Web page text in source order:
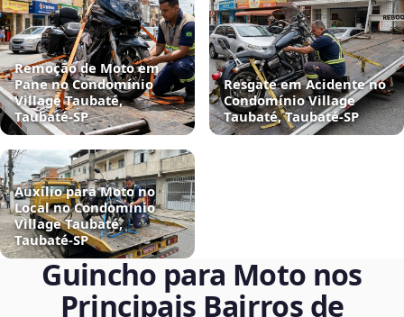
Remoção de Moto em
Pane no Condomínio
Village Taubaté,
Taubaté‑SP
Resgate em Acidente no
Condomínio Village
Taubaté, Taubaté‑SP
Auxílio para Moto no
Local no Condomínio
Village Taubaté,
Taubaté‑SP
Guincho para Moto nos
Principais Bairros de